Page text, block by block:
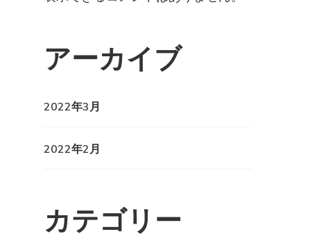
アーカイブ
2022年3月
2022年2月
カテゴリー